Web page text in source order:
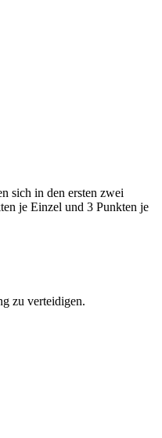
sich in den ersten zwei
je Einzel und 3 Punkten je
zu verteidigen.